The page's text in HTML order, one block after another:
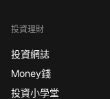
投資理財
投資網誌
Money錢
投資小學堂